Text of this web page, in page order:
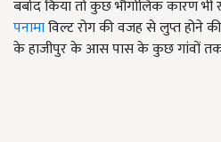
बर्बाद किया तो कुछ भौगोलिक कारण
पनामाविल्ट रोग की वजह से लुप्त होने
के हाजीपुर के आस पास के कुछ गांवों तक